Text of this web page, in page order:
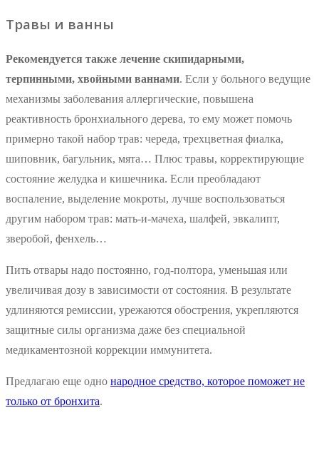
Травы и ванны
Рекомендуется также лечение скипидарными,
терпинными, хвойными ваннами. Если у больного ведущие
механизмы заболевания аллергические, повышена
реактивность бронхиального дерева, то ему может помочь
примерно такой набор трав: череда, трехцветная фиалка,
шиповник, багульник, мята… Плюс травы, корректирующие
состояние желудка и кишечника. Если преобладают
воспаление, выделение мокроты, лучше воспользоваться
другим набором трав: мать-и-мачеха, шалфей, эвкалипт,
зверобой, фенхель…
Пить отвары надо постоянно, год-полтора, уменьшая или
увеличивая дозу в зависимости от состояния. В результате
удлиняются ремиссии, урежаются обострения, укрепляются
защитные силы организма даже без специальной
медикаментозной коррекции иммунитета.
Предлагаю еще одно народное средство, которое поможет не
только от бронхита.